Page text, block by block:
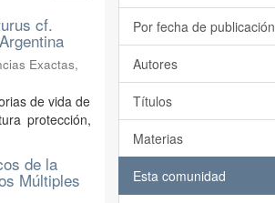
cf.
Exactas,
de vida de
protección,
de la
Múltiples
Por fecha de publicación
Autores
Títulos
Materias
Esta comunidad